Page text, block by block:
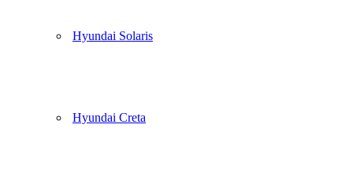
Hyundai Solaris
Hyundai Creta